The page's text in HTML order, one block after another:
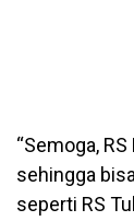
“Semoga,
sehingga
seperti RS